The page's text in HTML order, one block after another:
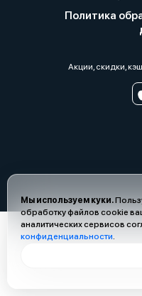
Мы используем куки.
обработку файлов cookie
аналитических сервисов
конфиденциальности.
Политика
Акции, скидки,